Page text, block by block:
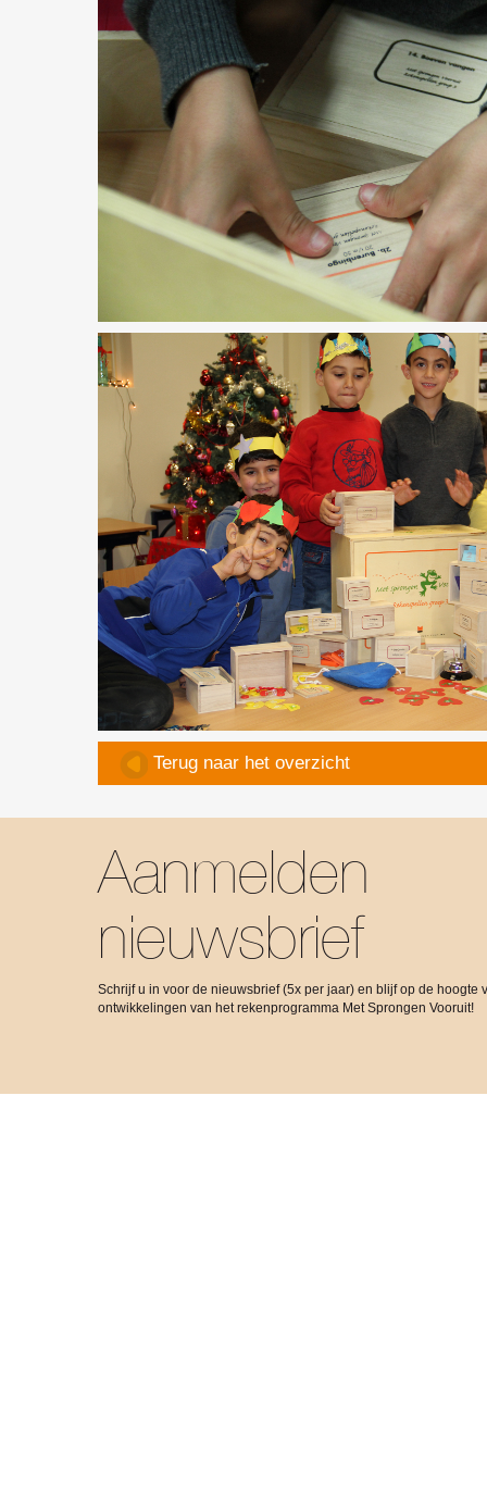
Terug naar het overzicht
Aanmelden
nieuwsbrief
Schrijf u in voor de nieuwsbrief (5x per jaar) en blijf op de hoogte
ontwikkelingen van het rekenprogramma Met Sprongen Vooruit!